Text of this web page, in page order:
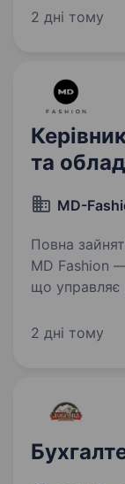
рівня: KIA,
2 дні тому
та
MD-
Повна
MD Fashion
що
та Молдові,
2 дні тому